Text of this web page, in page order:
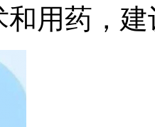
用药，建